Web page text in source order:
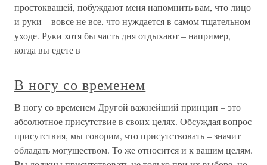
простоквашей, побуждают меня напомнить вам, что лицо
и руки – вовсе не все, что нуждается в самом тщательном
уходе. Руки хотя бы часть дня отдыхают – например,
когда вы едете в
В ногу со временем
В ногу со временем Другой важнейший принцип – это
абсолютное присутствие в своих целях. Обсуждая вопрос
присутствия, мы говорим, что присутствовать – значит
обладать могуществом. То же относится и к вашим целям.